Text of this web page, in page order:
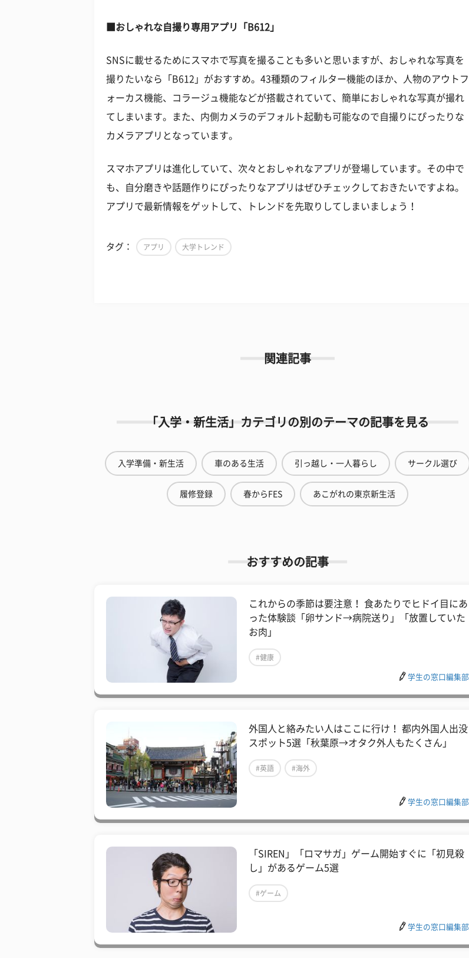
■おしゃれな自撮り専用アプリ「B612」
SNSに載せるためにスマホで写真を撮ることも多いと思いますが、おしゃれな写真を
撮りたいなら「B612」がおすすめ。43種類のフィルター機能のほか、人物のアウトフ
ォーカス機能、コラージュ機能などが搭載されていて、簡単におしゃれな写真が撮れ
てしまいます。また、内側カメラのデフォルト起動も可能なので自撮りにぴったりな
カメラアプリとなっています。
スマホアプリは進化していて、次々とおしゃれなアプリが登場しています。その中で
も、自分磨きや話題作りにぴったりなアプリはぜひチェックしておきたいですよね。
アプリで最新情報をゲットして、トレンドを先取りしてしまいましょう！
タグ： アプリ 大学トレンド
関連記事
「入学・新生活」カテゴリの別のテーマの記事を見る
入学準備・新生活 車のある生活 引っ越し・一人暮らし サークル選び
履修登録 春からFES あこがれの東京新生活
おすすめの記事
これからの季節は要注意！ 食あたりでヒドイ目にあ
った体験談「卵サンド→病院送り」「放置していた
お肉」
#健康
学生の窓口編集部
外国人と絡みたい人はここに行け！ 都内外国人出没
スポット5選「秋葉原→オタク外人もたくさん」
#英語 #海外
学生の窓口編集部
「SIREN」「ロマサガ」ゲーム開始すぐに「初見殺
し」があるゲーム5選
#ゲーム
学生の窓口編集部